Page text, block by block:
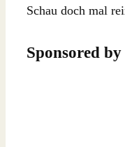
Schau doch mal
Sponsored